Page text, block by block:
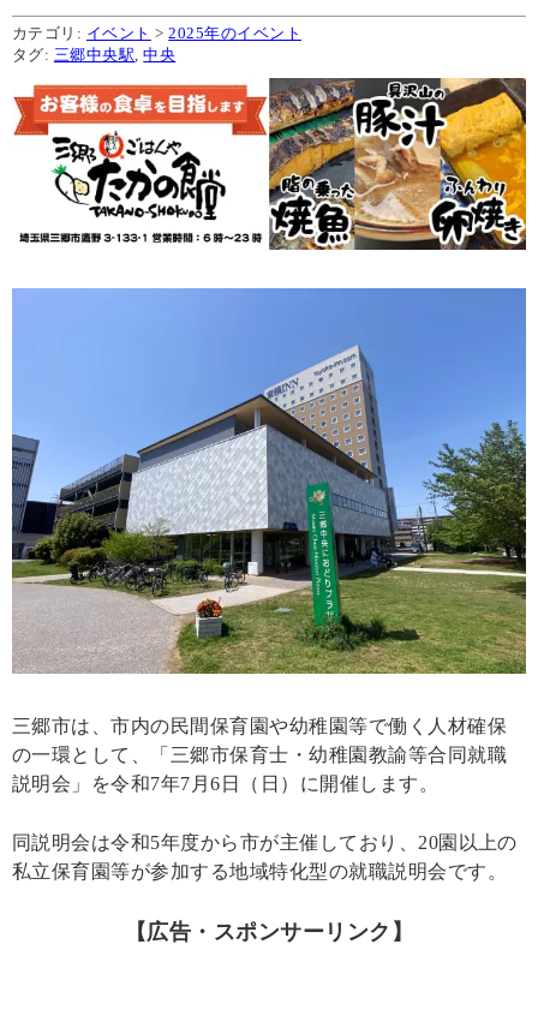
カテゴリ: イベント >2025年のイベント
タグ: 三郷中央駅,中央
三郷市は、市内の民間保育園や幼稚園等で働く人材確保
の一環として、「三郷市保育士・幼稚園教諭等合同就職
説明会」を令和7年7月6日（日）に開催します。
同説明会は令和5年度から市が主催しており、20園以上の
私立保育園等が参加する地域特化型の就職説明会です。
【広告・スポンサーリンク】